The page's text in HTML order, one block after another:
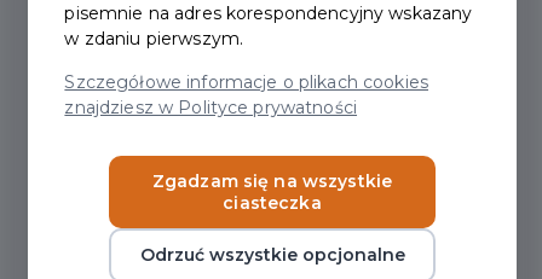
zmianie terminu zawodów. Finał Pucharu Zakopanego nie
odbędzie się 7 marca, jak planowano pierwotnie, lecz
zostaje przeniesiony na 15 marca 2026 roku. Zapisy ruszą
jeszcze końcem lutego o czym będziemy informować na
Tegoroczna edycja zapowiada się wyjątkowo atrakcyjnie
także pod względem nagród. Dzięki zaangażowaniu
partnerów – Salomon Zakopane oraz StawarSki – rent &
service – pula nagród wynosi aż 30 tysięcy złotych, co
pisemnie na adres korespondencyjny wskazany
w zdaniu pierwszym.
Szczegółowe informacje o plikach cookies
znajdziesz w Polityce prywatności
Zgadzam się na wszystkie
ciasteczka
Odrzuć wszystkie opcjonalne